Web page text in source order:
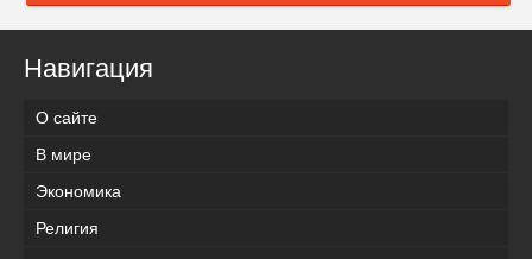
Навигация
О сайте
В мире
Экономика
Религия